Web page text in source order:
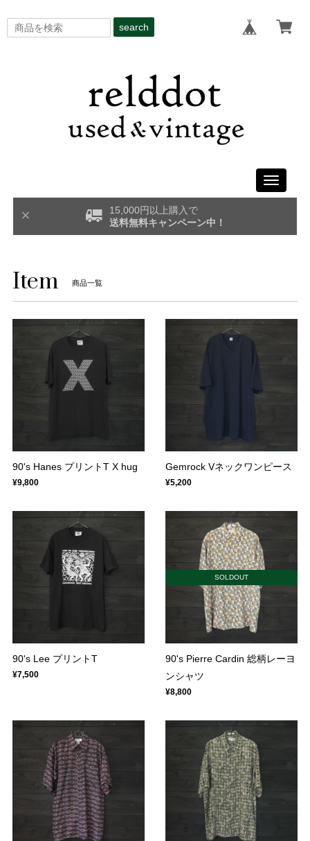
search
Toggle
15,000円以上購入で
送料無料キャンペーン中！
Item 商品一覧
90's Hanes プリントT X hug
¥9,800
Gemrock Vネックワンピース
¥5,200
90's Lee プリントT
¥7,500
SOLDOUT
90's Pierre Cardin 総柄レーヨ
ンシャツ
¥8,800